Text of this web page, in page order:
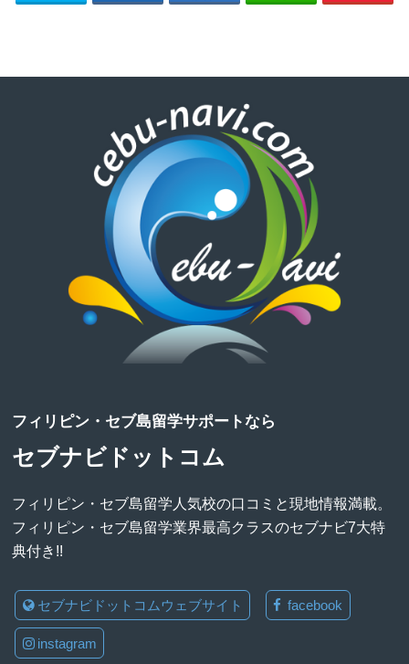
フィリピン・セブ島留学サポートなら
セブナビドットコム
フィリピン・セブ島留学人気校の口コミと現地情報満載。
フィリピン・セブ島留学業界最高クラスのセブナビ7大特
典付き!!
セブナビドットコムウェブサイト facebook
instagram